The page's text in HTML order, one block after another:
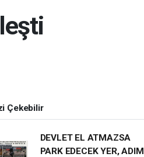
Çekebilir
DEVLET EL ATMAZSA
PARK EDECEK YER, ADIM